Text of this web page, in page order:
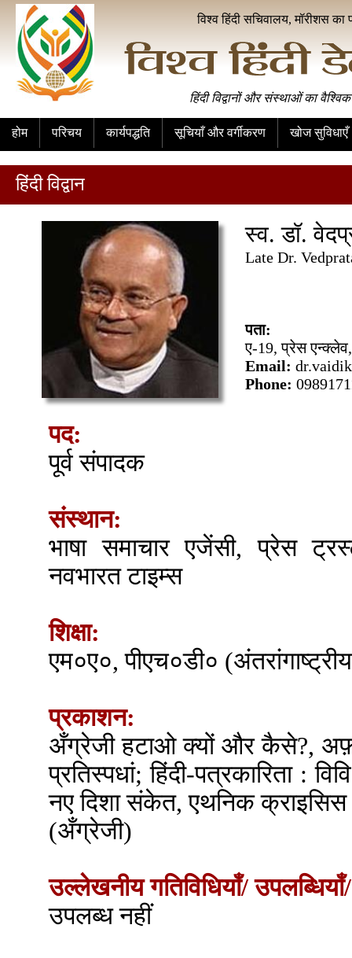
विश्व हिंदी सचिवालय, मॉरीशस का
हिंदी विद्वानों और संस्थाओं का
होम परिचय कार्यपद्धति सूचियाँ और वर्गीकरण खोज सुविधाएँ
हिंदी विद्वान
स्व. डॉ.
Late Dr.
पता:
ए-19, प्रेस
Email:
Phone:
पद:
पूर्व संपादक
संस्थान:
भाषा समाचार एजेंसी, प्रेस
नवभारत टाइम्स
शिक्षा:
एम०ए०, पीएच०डी०
प्रकाशन:
अँग्रेजी हटाओ क्यों और कैसे?,
प्रतिस्पधां; हिंदी-पत्रकारिता :
नए दिशा संकेत, एथनिक
(अँग्रेजी)
उल्लेखनीय गतिविधियाँ/ उपलब्धियाँ/
उपलब्ध नहीं